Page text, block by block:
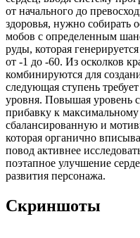
от начального до
здоровья, нужно собирать
мобов с определенным
руды, которая
от -1 до -60. Из осколков
комбинируются для
следующая ступень
уровня. Повышая уровень
прибавку к
сбалансированную и
которая органично
повод активнее
поэтапное улучшение
развития персонажа.
Скриншоты